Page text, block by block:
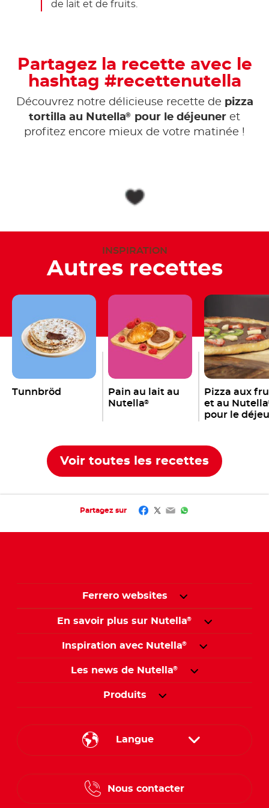
de lait et de fruits.
Partagez la recette avec le
hashtag #recettenutella
Découvrez notre délicieuse recette de pizza
tortilla au Nutella® pour le déjeuner et
profitez encore mieux de votre matinée !
INSPIRATION
Autres recettes
Tunnbröd
Pain au lait au
Nutella®
Pizza aux
et au Nutella
pour le
Voir toutes les recettes
Partagez sur Facebook
Twitter
EmailWhatsApp
Ferrero websites
En savoir plus sur Nutella®
Inspiration avec Nutella®
Les news de Nutella®
Produits
Langue
Nous contacter